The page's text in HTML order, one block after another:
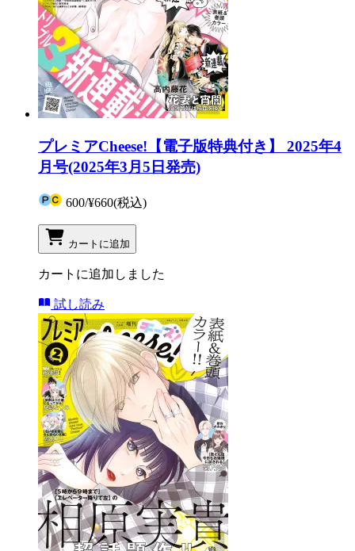
プレミアCheese!【電子版特典付き】 2025年4
月号(2025年3月5日発売)
600/¥660(税込)
カートに追加
カートに追加しました
試し読み